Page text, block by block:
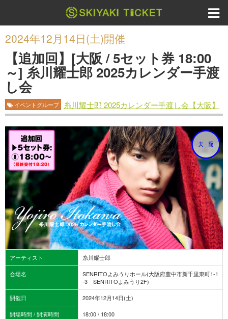
2024年12月14日(土)開催
【追加回】[大阪 / 5セット券 18:00
～] 糸川耀士郎 2025カレンダー手渡
し会
イベントグループ 糸川耀士郎 2025カレンダー手渡し会【大阪】
アーティスト
糸川耀士郎
会場名
SENRITOよみうりホール(大阪府豊中市新千里東町1-1
-3 SENRITOよみうり2F)
開催日
2024年12月14日(土)
開場時間 / 開演時間
18:00 / 18:00